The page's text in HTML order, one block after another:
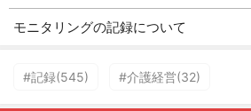
モニタリングの記録について
#記録(545) #介護経営(32)